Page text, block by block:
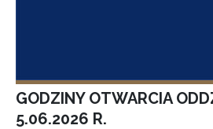
GODZINY OTWARCIA
5.06.2026 R.